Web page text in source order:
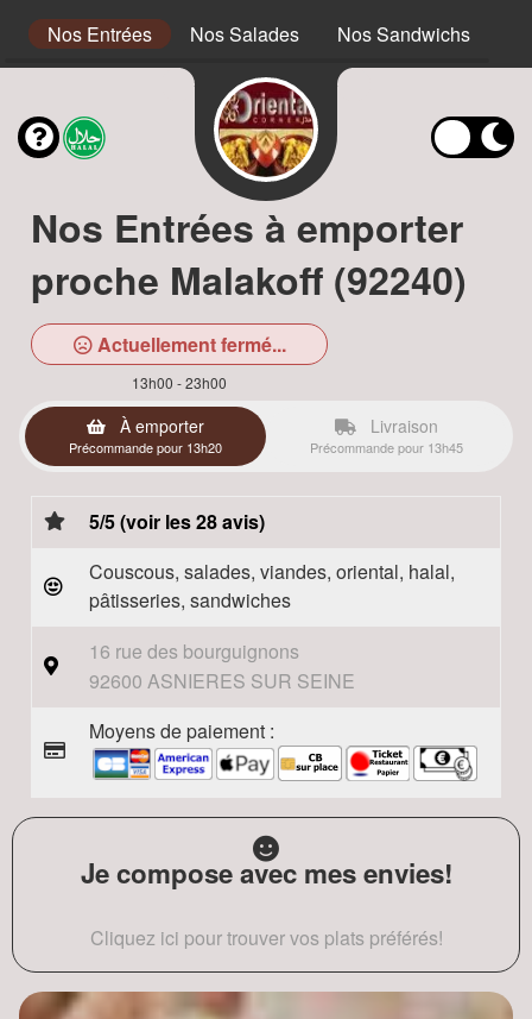
Nos Entrées Nos Salades Nos Sandwichs
Nos Entrées à emporter
proche Malakoff (92240)
Actuellement fermé...
13h00 - 23h00
À emporter
Précommande pour 13h20
Livraison
Précommande pour 13h45
5/5 (voir les 28 avis)
Couscous, salades, viandes, oriental, halal,
pâtisseries, sandwiches
16 rue des bourguignons
92600 ASNIERES SUR SEINE
Moyens de paiement :
Je compose avec mes envies!
Cliquez ici pour trouver vos plats préférés!